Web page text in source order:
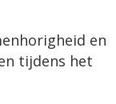
en
tijdens het